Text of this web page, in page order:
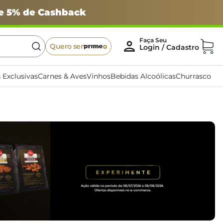
5% de Cashback
Quero ser
ExclusivasCarnes & AvesVinhosBebidas AlcoólicasChurrasco